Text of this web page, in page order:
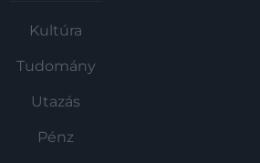
Kultúra
Tudomány
Utazás
Pénz